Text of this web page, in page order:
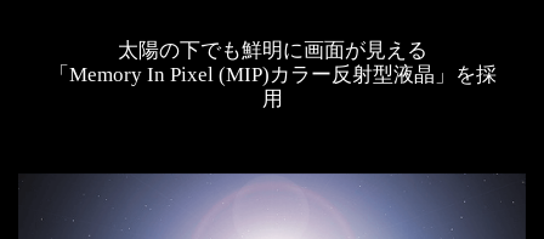
太陽の下でも鮮明に画面が見える
「Memory In Pixel (MIP)カラー反射型液晶」を採
用